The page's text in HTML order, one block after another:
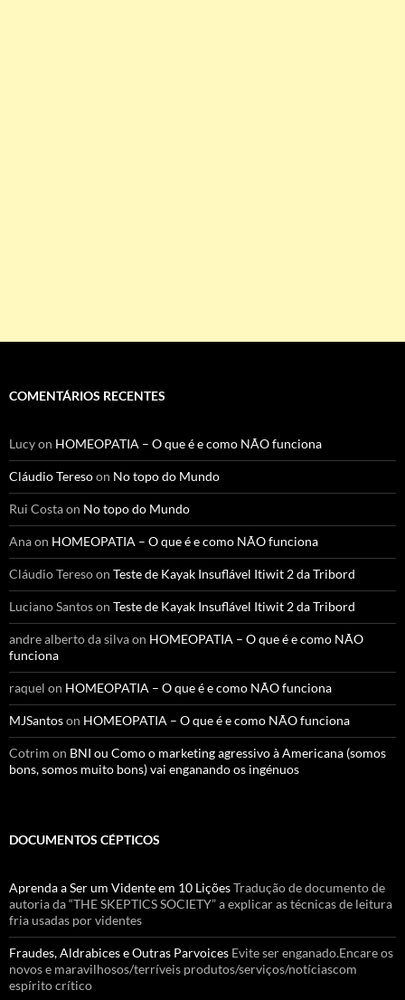
COMENTÁRIOS RECENTES
Lucyon HOMEOPATIA – O que é e como NÃO funciona
Cláudio Teresoon No topo do Mundo
Rui Costaon No topo do Mundo
Anaon HOMEOPATIA – O que é e como NÃO funciona
Cláudio Teresoon Teste de Kayak Insuflável Itiwit 2 da Tribord
Luciano Santoson Teste de Kayak Insuflável Itiwit 2 da Tribord
andre alberto da silvaon HOMEOPATIA – O que é e como NÃO
funciona
raquel on HOMEOPATIA – O que é e como NÃO funciona
MJSantoson HOMEOPATIA – O que é e como NÃO funciona
Cotrim on BNI ou Como o marketing agressivo à Americana (somos
bons, somos muito bons) vai enganando os ingénuos
DOCUMENTOS CÉPTICOS
Aprenda a Ser um Vidente em 10 LiçõesTradução de documento de
autoria da “THE SKEPTICS SOCIETY” a explicar as técnicas de leitura
fria usadas por videntes
Fraudes, Aldrabices e Outras Parvoices Evite ser enganado.Encare os
novos e maravilhosos/terríveis produtos/serviços/notíciascom
espírito crítico